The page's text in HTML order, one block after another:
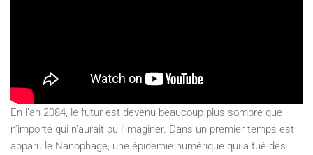
En l’an 2084, le futur est devenu beaucoup plus sombre que
n’importe qui n’aurait pu l’imaginer. Dans un premier temps est
apparu le Nanophage, une épidémie numérique qui a tué des